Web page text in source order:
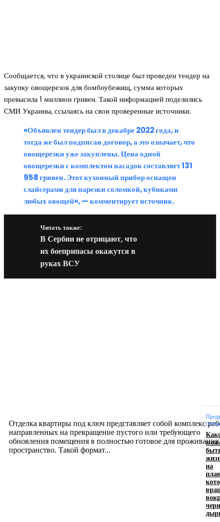
Сообщается, что в украинской столице был проведен тендер на
закупку овощерезок для бомбоубежищ, сумма которых
превысила 1 миллион гривен. Такой информацией поделились
СМИ Украины, ссылаясь на свои проверенные источники.
«Объявлен тендер был в декабре 2022 года, и
тогда же был подписан договор, а это означает, что
овощерезки уже закуплены. Цена одной
овощерезки с комплектом насадок составляет 131
958 гривен. Этот кухонный прибор оснащен
слайсерами для нарезки соломкой, кубиками
любых овощей», — комментирует источник.
Читать также:
В Сербии не отрицают, что
их боеприпасы окажутся в
руках ВСУ
Отделка квартиры под ключ представляет собой комплекс
направленных на превращение пустого или требующего
обновления помещения в полностью готовое для проживания
пространство. Такой формат...
на